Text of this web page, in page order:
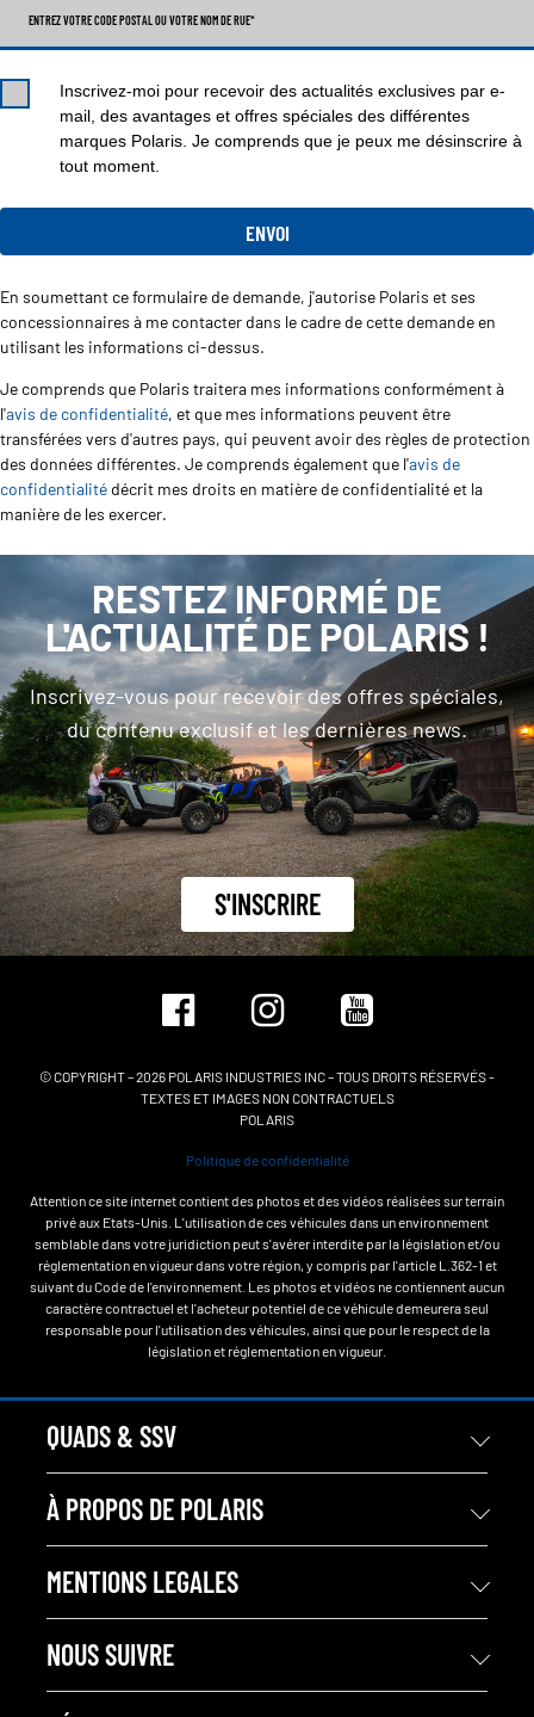
ENTREZ VOTRE CODE POSTAL OU VOTRE NOM DE RUE*
Inscrivez-moi pour recevoir des actualités exclusives par e-
mail, des avantages et offres spéciales des différentes
marques Polaris. Je comprends que je peux me désinscrire à
tout moment.
En soumettant ce formulaire de demande, j'autorise Polaris et ses
concessionnaires à me contacter dans le cadre de cette demande en
utilisant les informations ci-dessus.
Je comprends que Polaris traitera mes informations conformément à
l'avis de confidentialité, et que mes informations peuvent être
transférées vers d'autres pays, qui peuvent avoir des règles de protection
des données différentes. Je comprends également que l'avis de
confidentialité décrit mes droits en matière de confidentialité et la
manière de les exercer.
RESTEZ INFORMÉ DE
L'ACTUALITÉ DE POLARIS !
Inscrivez-vous pour recevoir des offres spéciales,
du contenu exclusif et les dernières news.
S'INSCRIRE
© COPYRIGHT – 2026 POLARIS INDUSTRIES INC – TOUS DROITS RÉSERVÉS -
TEXTES ET IMAGES NON CONTRACTUELS
POLARIS
Politique de confidentialité
Attention ce site internet contient des photos et des vidéos réalisées sur terrain
privé aux Etats-Unis. L'utilisation de ces véhicules dans un environnement
semblable dans votre juridiction peut s'avérer interdite par la législation et/ou
réglementation en vigueur dans votre région, y compris par l'article L.362-1 et
suivant du Code de l'environnement. Les photos et vidéos ne contiennent aucun
caractère contractuel et l'acheteur potentiel de ce véhicule demeurera seul
responsable pour l'utilisation des véhicules, ainsi que pour le respect de la
législation et réglementation en vigueur.
QUADS & SSV
À PROPOS DE POLARIS
MENTIONS LEGALES
NOUS SUIVRE